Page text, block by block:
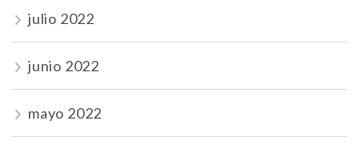
julio 2022
junio 2022
mayo 2022